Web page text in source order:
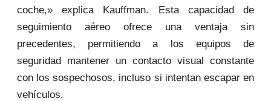
coche,» explica Kauffman. Esta capacidad de
seguimiento aéreo ofrece una ventaja sin
precedentes, permitiendo a los equipos de
seguridad mantener un contacto visual constante
con los sospechosos, incluso si intentan escapar en
vehículos.